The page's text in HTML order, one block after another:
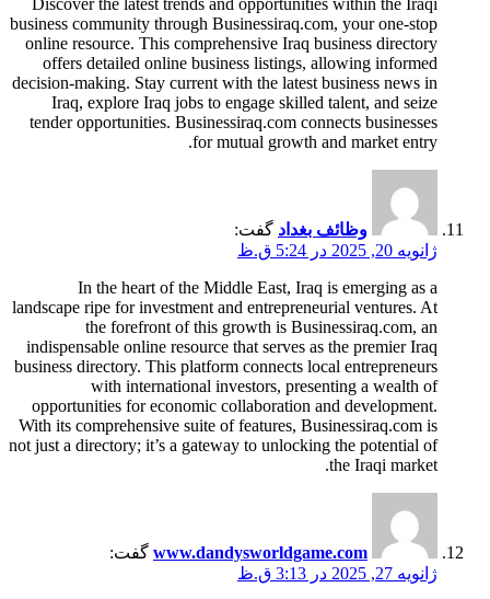
business community through Businessiraq.com, your one-stop
online resource. This comprehensive Iraq business directory
offers detailed online business listings, allowing informed
decision-making. Stay current with the latest business news in
Iraq, explore Iraq jobs to engage skilled talent, and seize
tender opportunities. Businessiraq.com connects businesses
for mutual growth and market entry.
وظائف بغداد گفت:
ژانویه 20, 2025 در 5:24 ق.ظ
In the heart of the Middle East, Iraq is emerging as a
landscape ripe for investment and entrepreneurial ventures. At
the forefront of this growth is Businessiraq.com, an
indispensable online resource that serves as the premier Iraq
business directory. This platform connects local entrepreneurs
with international investors, presenting a wealth of
opportunities for economic collaboration and development.
With its comprehensive suite of features, Businessiraq.com is
not just a directory; it’s a gateway to unlocking the potential of
the Iraqi market.
www.dandysworldgame.com گفت:
ژانویه 27, 2025 در 3:13 ق.ظ